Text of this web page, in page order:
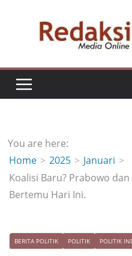
You are here:
Home
2025
Januari
Koalisi Baru? Prabowo
Bertemu Hari Ini.
BERITA POLITIK POLITIK POLITIK